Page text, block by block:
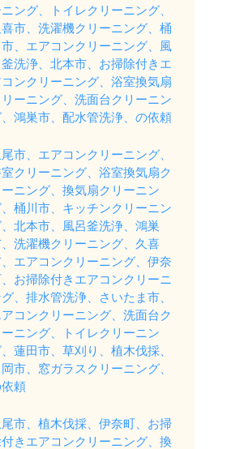
ング、トイレクリーニング、
喜市、洗濯機クリーニング、桶
市、エアコンクリーニング、風
釜洗浄、北本市、お掃除付きエ
コンクリーニング、浴室換気扇
リーニング、洗面台クリーニン
、鴻巣市、配水管洗浄、の依頼
尾市、エアコンクリーニング、
クリーニング、浴室換気扇ク
ーニング、換気扇クリーニン
、桶川市、キッチンクリーニン
、北本市、風呂釜洗浄、鴻巣
洗濯機クリーニング、久喜
エアコンクリーニング、伊奈
お掃除付きエアコンクリーニ
グ、排水管洗浄、さいたま市、
アコンクリーニング、洗面台ク
ーニング、トイレクリーニン
蓮田市、草刈り、植木伐採、
市、窓ガラスクリーニング、
頼
尾市、植木伐採、伊奈町、お掃
付きエアコンクリーニング、換